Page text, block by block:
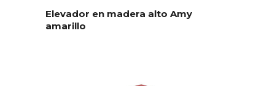
Elevador en madera alto Amy
amarillo